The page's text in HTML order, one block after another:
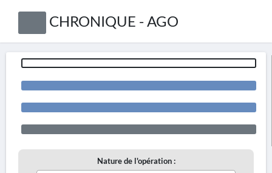
CHRONIQUE - AGO
Nature de l'opération :